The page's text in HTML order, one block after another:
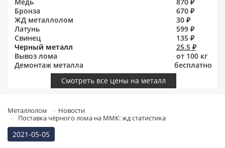
Бронза
670 ₽
ЖД металлолом
30 ₽
Латунь
599 ₽
Свинец
135 ₽
Черный металл
25.5 ₽
Вывоз лома
от 100 кг
Демонтаж металла
бесплатно
Смотреть все цены на металл
Металлолом
Новости
Поставка чёрного лома на ММК: жд статистика
2021-05-05